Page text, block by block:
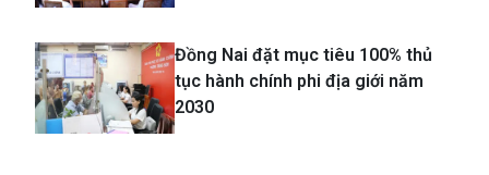
Đồng Nai đặt mục tiêu 100% thủ
tục hành chính phi địa giới năm
2030